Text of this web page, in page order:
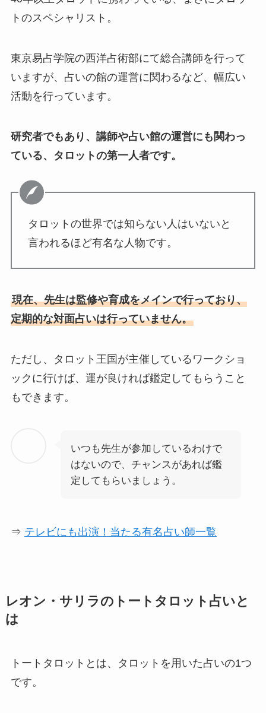
トのスペシャリスト。
東京易占学院の西洋占術部にて総合講師を行って
いますが、占いの館の運営に関わるなど、幅広い
活動を行っています。
研究者でもあり、講師や占い館の運営にも関わっ
ている、タロットの第一人者です。
タロットの世界では知らない人はいないと
言われるほど有名な人物です。
現在、先生は監修や育成をメインで行っており、
定期的な対面占いは行っていません。
ただし、タロット王国が主催しているワークショ
ックに行けば、運が良ければ鑑定してもらうこと
もできます。
いつも先生が参加しているわけで
はないので、チャンスがあれば鑑
定してもらいましょう。
⇒ テレビにも出演！当たる有名占い師一覧
レオン・サリラのトートタロット占いと
は
トートタロットとは、タロットを用いた占いの1つ
です。